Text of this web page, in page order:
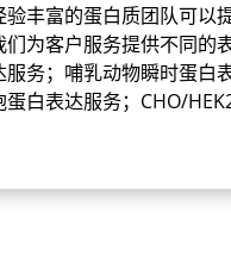
丰富的蛋白质团队可以
为客户服务提供不同的
务；哺乳动物瞬时蛋白
白表达服务；CHO/